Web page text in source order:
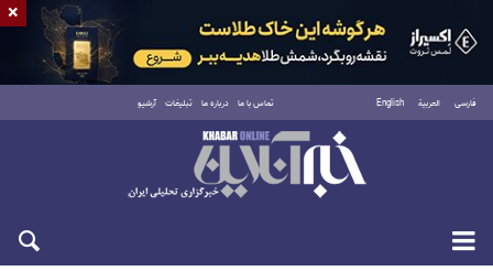
فارسی العربية English تماس با ما درباره ما تبلیغات آرشیو
یکشنبه ۱۸ مرداد ۱۴۰۵
×